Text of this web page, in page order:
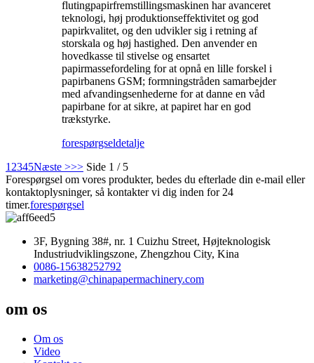
flutingpapirfremstillingsmaskinen har avanceret
teknologi, høj produktionseffektivitet og god
papirkvalitet, og den udvikler sig i retning af
storskala og høj hastighed. Den anvender en
hovedkasse til stivelse og ensartet
papirmassefordeling for at opnå en lille forskel i
papirbanens GSM; formningstråden samarbejder
med afvandingsenhederne for at danne en våd
papirbane for at sikre, at papiret har en god
trækstyrke.
forespørgseldetalje
12345Næste >>> Side 1 / 5
Forespørgsel om vores produkter, bedes du efterlade din e-mail eller
kontaktoplysninger, så kontakter vi dig inden for 24
timer.forespørgsel
3F, Bygning 38#, nr. 1 Cuizhu Street, Højteknologisk
Industriudviklingszone, Zhengzhou City, Kina
0086-15638252792
marketing@chinapapermachinery.com
om os
Om os
Video